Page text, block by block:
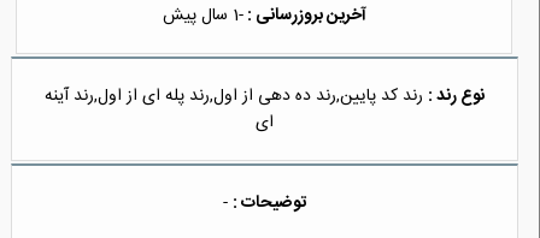
آخرین بروزرسانی :-1 سال پیش
نوع رند : رند کد پایین,رند ده دهی از اول,رند پله ای از اول,رند آینه
ای
توضیحات : -